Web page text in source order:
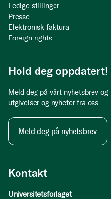
Kontakt
Universitetsforlaget
Ledige stillinger
Presse
Elektronisk faktura
Foreign rights
Hold deg oppdatert!
Meld deg på vårt nyhetsbrev
utgivelser og nyheter fra oss.
Meld deg på nyhetsbrev